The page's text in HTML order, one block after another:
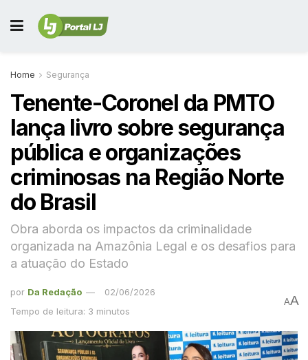
Home Segurança
Tenente-Coronel da PMTO
lança livro sobre segurança
pública e organizações
criminosas na Região Norte
do Brasil
Obra aborda os impactos da criminalidade
organizada na Amazônia Legal e os desafios para
a atuação do Estado
por Da Redação
02/06/2026
Tempo de leitura: 3 minutos
AA